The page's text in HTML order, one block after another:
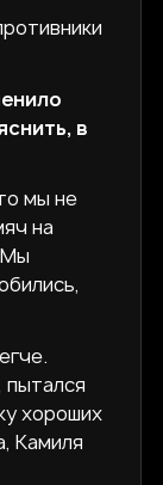
в
мы не
на
Мы
хороших
Камиля